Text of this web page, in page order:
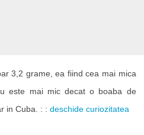
3,2 grame, ea fiind cea mai mica
este mai mic decat o boaba de
in Cuba. : :deschide curiozitatea